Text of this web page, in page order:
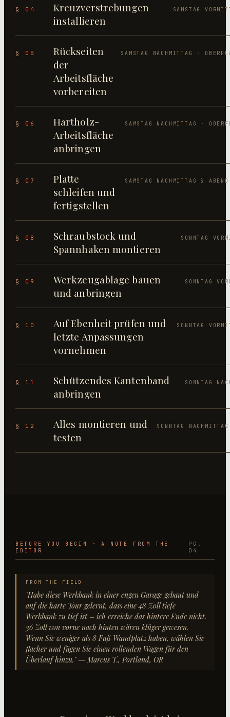
§ 04
Kreuzverstrebungen
installieren
SAMSTAG
§ 05
Rückseiten
der
Arbeitsfläche
vorbereiten
SAMSTAG NACHMITTAG ·
§ 06
Hartholz-
Arbeitsfläche
anbringen
SAMSTAG NACHMITTAG ·
§ 07
Platte
schleifen und
fertigstellen
SAMSTAG NACHMITTAG &
§ 08
Schraubstock und
Spannhaken montieren
SONNTAG
§ 09
Werkzeugablage bauen
und anbringen
SONNTAG
§ 10
Auf Ebenheit prüfen und
letzte Anpassungen
vornehmen
SONNTAG
§ 11
Schützendes Kantenband
anbringen
SONNTAG
§ 12
Alles montieren und
testen
SONNTAG
BEFORE YOU BEGIN · A NOTE FROM THE
EDITOR
PG.
04
FROM THE FIELD
"Habe diese Werkbank in einer engen Garage gebaut und
auf die harte Tour gelernt, dass eine 48 Zoll tiefe
Werkbank zu tief ist – ich erreiche das hintere Ende nicht.
36 Zoll von vorne nach hinten wären klüger gewesen.
Wenn Sie weniger als 8 Fuß Wandplatz haben, wählen Sie
flacher und fügen Sie einen rollenden Wagen für den
Überlauf hinzu."— Marcus T., Portland, OR